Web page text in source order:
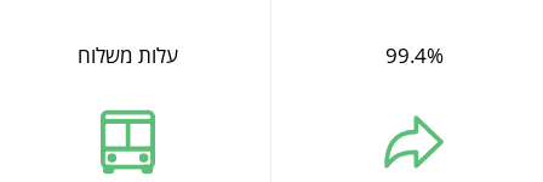
99.4% עלות משלוח